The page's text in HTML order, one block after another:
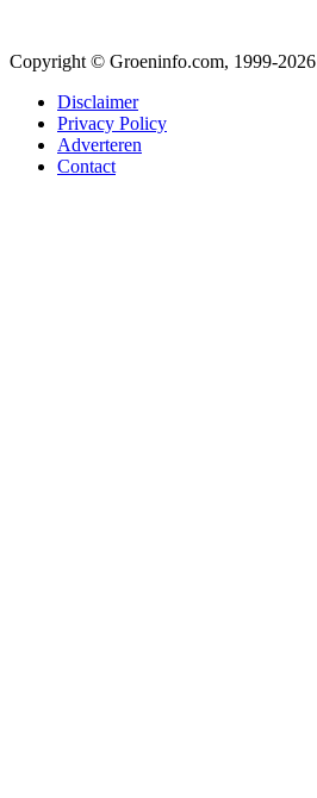
Copyright © Groeninfo.com, 1999-2026
Disclaimer
Privacy Policy
Adverteren
Contact